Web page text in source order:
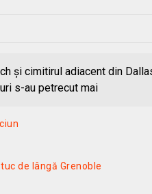
și cimitirul adiacent din
s-au petrecut mai
de lângă Grenoble